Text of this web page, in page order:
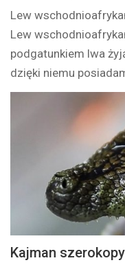
Lew
Lew
podgatunkiem lwa
dzięki niemu
Kajman